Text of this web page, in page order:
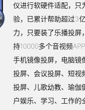
仪进行软硬件适配，只
验，已累计帮助超过3
力，只要装了乐播投屏
持10000多个音视频
手机镜像投屏，电脑镜
投屏、会议投屏、短视
投屏、儿歌幼教、瑜伽
户娱乐、学习、工作的